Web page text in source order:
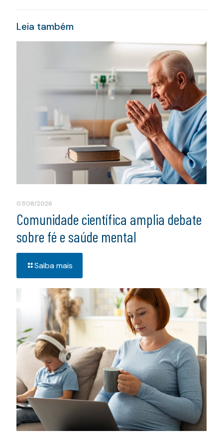
Leia também
07/08/2026
Comunidade científica amplia debate
sobre fé e saúde mental
Saiba mais